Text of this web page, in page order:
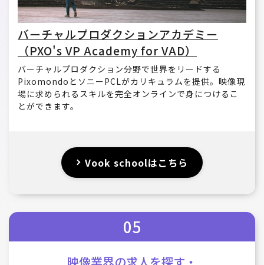
バーチャルプロダクションアカデミー
（PXO's VP Academy for VAD）
バーチャルプロダクション分野で世界をリードする
PixomondoとソニーPCLがカリキュラムを提供。映像現
場に求められるスキルを完全オンラインで身につけるこ
とができます。
Vook schoolはこちら
05
映像業界の求人を探す・